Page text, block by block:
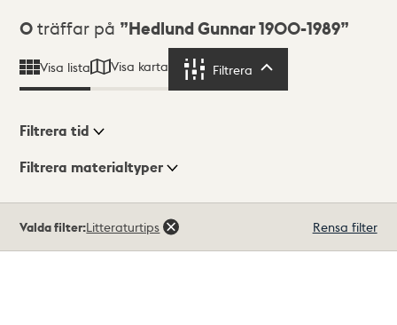
Sökresultat
0 träffar på Hedlund Gunnar 1900-1989
Visa lista Visa karta Filtrera
Visningsläge
Filtrera tid
Filtrera materialtyper
träffar
Valda filter:Litteraturtips Rensa filter